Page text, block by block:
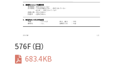
576F（日）
683.4KB